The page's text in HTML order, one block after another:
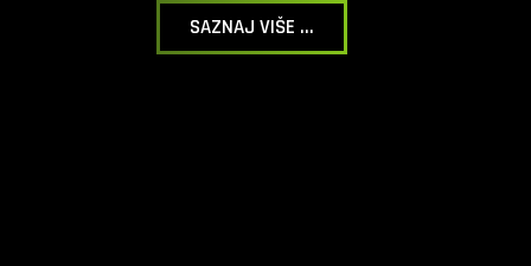
SAZNAJ VIŠE ...